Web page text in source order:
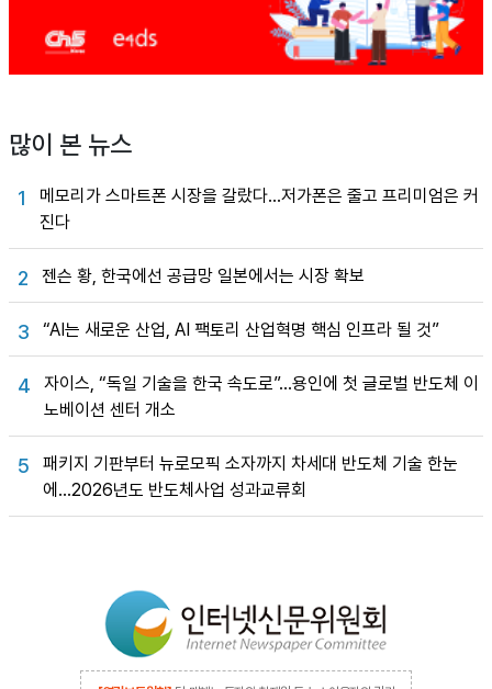
많이 본 뉴스
1
메모리가 스마트폰 시장을 갈랐다…저가폰은 줄고 프리미엄은 커
진다
2 젠슨 황, 한국에선 공급망 일본에서는 시장 확보
3 “AI는 새로운 산업, AI 팩토리 산업혁명 핵심 인프라 될 것”
4
자이스, “독일 기술을 한국 속도로”…용인에 첫 글로벌 반도체 이
노베이션 센터 개소
5
패키지 기판부터 뉴로모픽 소자까지 차세대 반도체 기술 한눈
에…2026년도 반도체사업 성과교류회